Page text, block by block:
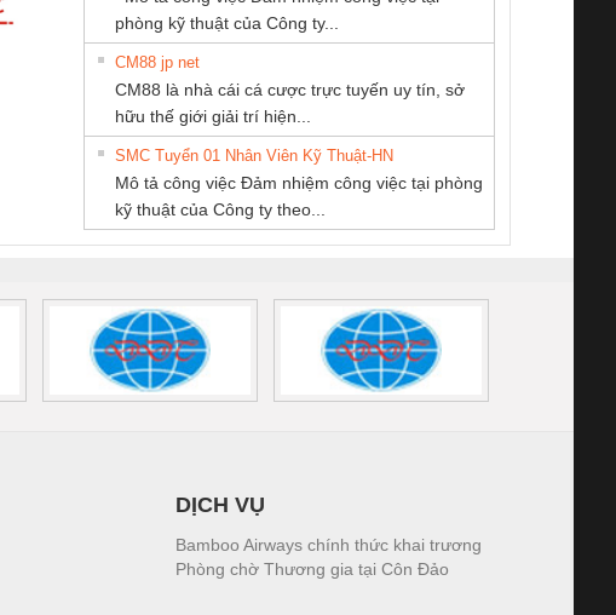
24DC/FSP/2X1/1X2
Bộ giám sát chuỗi
tấm pin
TRANSCLINIC 16I+
1K5 H (2502520000)
Bộ chỉnh lưu nguồn
điện TRANSCLINIC
BKE 1K5.4
(7791400879)2. Giá
Nẹp nhôm chống
trơn Đà Nẵng
Cty TNHH TM QC
Ba Miền
THƯƠNG MẠI
DỊCH VỤ KỸ
THUẬT ĐIỆN CƠ
GIA HƯNG PHÁT
THƯƠNG MẠI
phòng kỹ thuật của Công ty...
CM88 jp net
CM88 là nhà cái cá cược trực tuyến uy tín, sở
hữu thế giới giải trí hiện...
SMC Tuyển 01 Nhân Viên Kỹ Thuật-HN
Mô tả công việc Đảm nhiệm công việc tại phòng
kỹ thuật của Công ty theo...
DỊCH VỤ
Bamboo Airways chính thức khai trương
Phòng chờ Thương gia tại Côn Đảo